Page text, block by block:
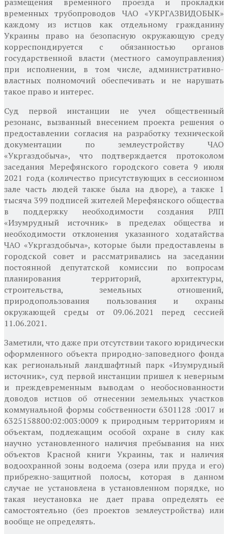
временных трубопроводов ЧАО «УКРГАЗВИДОБЫК»
каждому из истцов как отдельному гражданину
Украины право на безопасную окружающую среду
корреспондируется с обязанностью органов
государственной власти (местного самоуправления)
при исполнении, в том числе, административно-
властных полномочий обеспечивать и не нарушать
такое право и интерес.
Суд первой инстанции не учел общественный
резонанс, вызванный внесением проекта решения о
предоставлении согласия на разработку технической
документации по землеустройству ЧАО
«Укргаздобыча», что подтверждается протоколом
заседания Мерефянского городского совета 9 июля
2021 года (количество присутствующих в сессионном
зале часть людей также была на дворе), а также 1
тысяча 399 подписей жителей Мерефянского общества
в поддержку необходимости создания РЛП
«Изумрудный источник» в пределах общества и
необходимости отклонения указанного ходатайства
ЧАО «Укргаздобыча», которые были предоставлены в
городской совет и рассматривались на заседании
постоянной депутатской комиссии по вопросам
планирования территорий, архитектуры,
строительства, земельных отношений,
природопользования пользования и охраны
окружающей среды от 09.06.2021 перед сессией
11.06.2021.
Заметили, что даже при отсутствии такого юридически
оформленного объекта природно-заповедного фонда
как региональный ландшафтный парк «Изумрудный
источник», суд первой инстанции пришел к неверным
и преждевременным выводам о необоснованности
доводов истцов об отнесении земельных участков
коммунальной формы собственности 6301128 :0017 и
6325158800:02:003:0009 к природным территориям и
объектам, подлежащим особой охране в силу как
научно установленного наличия пребывания на них
объектов Красной книги Украины, так и наличия
водоохранной зоны водоема (озера или пруда и его)
прибрежно-защитной полосы, которая в данном
случае не установлена ​​в установленном порядке, но
такая неустановка не дает права определять ее
самостоятельно (без проектов землеустройства) или
вообще не определять.